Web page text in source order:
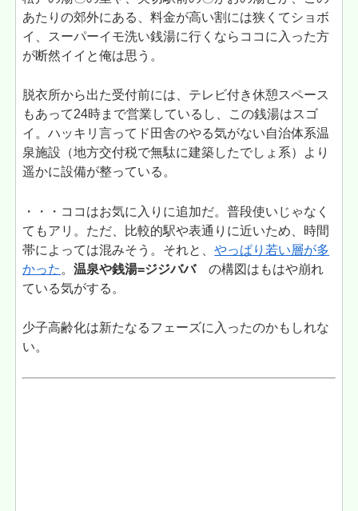
あたりの郊外にある、料金が高い割には狭くてショボ
イ、スーパーイモ洗い銭湯に行くならココに入った方
が断然イイと俺は思う。
脱衣所から出た受付前には、テレビ付き休憩スペース
もあって24時まで営業しているし、この銭湯はスゴ
イ。ハッキリ言ってド田舎のやる気がない自治体系温
泉施設（地方交付税で無駄に建築したでしょ系）より
遥かに設備が整っている。
・・・ココはお気に入りに追加だ。普段使いじゃなく
てもアリ。ただ、比較的駅や表通りに近いため、時間
帯によっては混みそう。それと、やっぱり若い層が多
かった 。温泉や銭湯=ジジババの構図はもはや崩れ
ている気がする。
少子高齢化は新たなるフェーズに入ったのかもしれな
い。